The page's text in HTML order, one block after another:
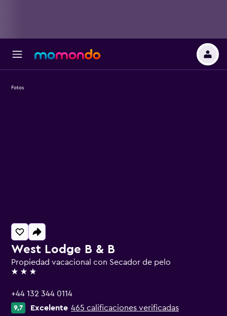
West Lodge B & B
Propiedad vacacional con Secador de pelo
3 estrellas
+44 132 344 0114
9,7 Excelente 465 calificaciones verificadas
Fotos